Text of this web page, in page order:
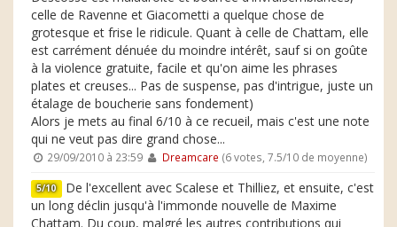
celle de Ravenne et Giacometti a quelque chose de
grotesque et frise le ridicule. Quant à celle de Chattam, elle
est carrément dénuée du moindre intérêt, sauf si on goûte
à la violence gratuite, facile et qu'on aime les phrases
plates et creuses... Pas de suspense, pas d'intrigue, juste un
étalage de boucherie sans fondement)
Alors je mets au final 6/10 à ce recueil, mais c'est une note
qui ne veut pas dire grand chose...
29/09/2010 à 23:59 Dreamcare (6 votes, 7.5/10 de moyenne)
5/10 De l'excellent avec Scalese et Thilliez, et ensuite, c'est
un long déclin jusqu'à l'immonde nouvelle de Maxime
Chattam. Du coup, malgré les autres contributions qui